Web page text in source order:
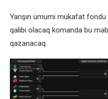
Yarışın ümumi mükafat fondu
qalibi olacaq komanda bu
qazanacaq.